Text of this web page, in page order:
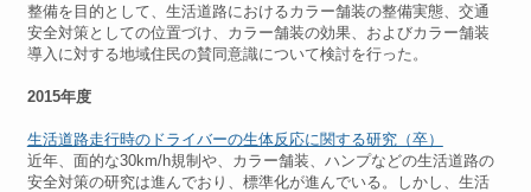
整備を目的として、生活道路におけるカラー舗装の整備実態、交通
安全対策としての位置づけ、カラー舗装の効果、およびカラー舗装
導入に対する地域住民の賛同意識について検討を行った。
2015年度
生活道路走行時のドライバーの生体反応に関する研究（卒）
近年、面的な30km/h規制や、カラー舗装、ハンプなどの生活道路の
安全対策の研究は進んでおり、標準化が進んでいる。しかし、生活